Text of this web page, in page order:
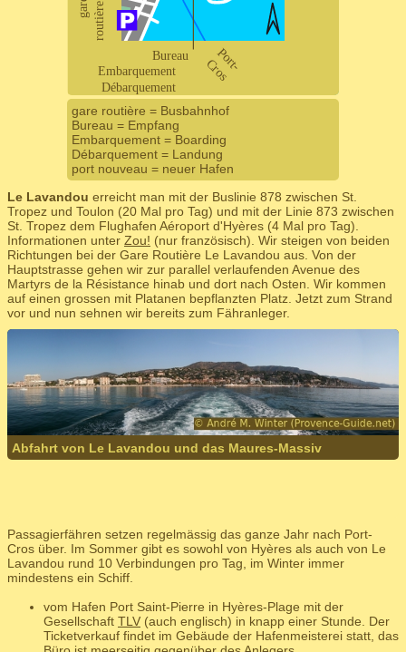
gare routière = Busbahnhof
Bureau = Empfang
Embarquement = Boarding
Débarquement = Landung
port nouveau = neuer Hafen
Le Lavandou erreicht man mit der Buslinie 878 zwischen St.
Tropez und Toulon (20 Mal pro Tag) und mit der Linie 873 zwischen
St. Tropez dem Flughafen Aéroport d'Hyères (4 Mal pro Tag).
Informationen unter Zou! (nur französisch). Wir steigen von beiden
Richtungen bei der Gare Routière Le Lavandou aus. Von der
Hauptstrasse gehen wir zur parallel verlaufenden Avenue des
Martyrs de la Résistance hinab und dort nach Osten. Wir kommen
auf einen grossen mit Platanen bepflanzten Platz. Jetzt zum Strand
vor und nun sehnen wir bereits zum Fähranleger.
Abfahrt von Le Lavandou und das Maures-Massiv
Passagierfähren setzen regelmässig das ganze Jahr nach Port-
Cros über. Im Sommer gibt es sowohl von Hyères als auch von Le
Lavandou rund 10 Verbindungen pro Tag, im Winter immer
mindestens ein Schiff.
vom Hafen Port Saint-Pierre in Hyères-Plage mit der
Gesellschaft TLV (auch englisch) in knapp einer Stunde. Der
Ticketverkauf findet im Gebäude der Hafenmeisterei statt, das